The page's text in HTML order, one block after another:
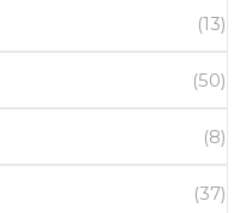
(13)
(50)
(8)
(37)